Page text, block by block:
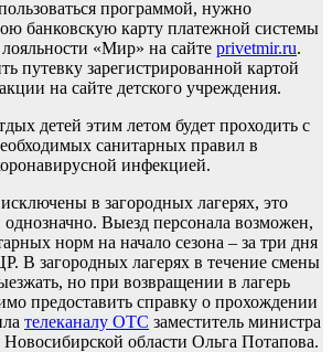
программой, нужно
банковскую карту платежной системы
«Мир» на сайте privetmir.ru.
путевку зарегистрированной картой
на сайте детского учреждения.
детей этим летом будет проходить с
санитарных правил в
инфекцией.
в загородных лагерях, это
Выезд персонала возможен,
норм на начало сезона – за три дня
В загородных лагерях в течение смены
но при возвращении в лагерь
предоставить справку о прохождении
телеканалу ОТС заместитель министра
Новосибирской области Ольга Потапова.